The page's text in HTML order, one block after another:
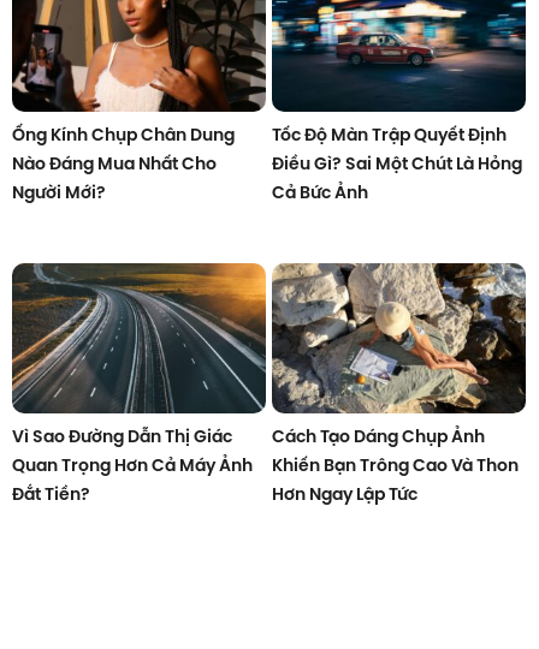
Ống Kính Chụp Chân Dung
Nào Đáng Mua Nhất Cho
Người Mới?
Tốc Độ Màn Trập Quyết Định
Điều Gì? Sai Một Chút Là Hỏng
Cả Bức Ảnh
Vì Sao Đường Dẫn Thị Giác
Quan Trọng Hơn Cả Máy Ảnh
Đắt Tiền?
Cách Tạo Dáng Chụp Ảnh
Khiến Bạn Trông Cao Và Thon
Hơn Ngay Lập Tức